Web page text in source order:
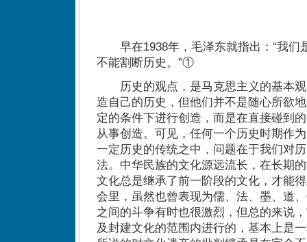
早在1938年，毛泽东就指出：“我们
不能割断历史。”①
历史的观点，是马克思主义的基本观
造自己的历史，但他们并不是随心所欲
定的条件下进行创造，而是在直接碰到
从事创造。可见，任何一个历史时期作
一定历史的传统之中，问题在于我们对
法。中华民族的文化源远流长，在长期
文化总是继承了前一阶段的文化，才能
会里，虽然也曾表现为儒、法、墨、道
之间的斗争有时也很激烈，但总的来说
及封建文化的范围内进行的，基本上是